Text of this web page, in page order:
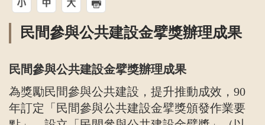
民間參與公共建設金擘獎辦理成果
民間參與公共建設金擘獎辦理成果
為獎勵民間參與公共建設，提升推動成效， 90
年訂定「民間參與公共建設金擘獎頒發作業要